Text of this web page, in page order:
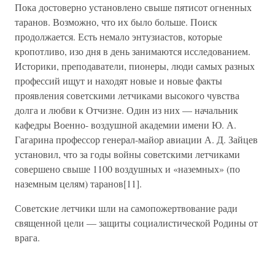
Пока достоверно установлено свыше пятисот огненных
таранов. Возможно, что их было больше. Поиск
продолжается. Есть немало энтузиастов, которые
кропотливо, изо дня в день занимаются исследованием.
Историки, преподаватели, пионеры, люди самых разных
профессий ищут и находят новые и новые факты
проявления советскими летчиками высокого чувства
долга и любви к Отчизне. Один из них — начальник
кафедры Военно- воздушной академии имени Ю. А.
Гагарина профессор генерал-майор авиации А. Д. Зайцев
установил, что за годы войны советскими летчиками
совершено свыше 1100 воздушных и «наземных» (по
наземным целям) таранов[11].
Советские летчики шли на самопожертвование ради
священной цели — защиты социалистической Родины от
врага.